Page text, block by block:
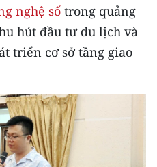
nghệ số trong quảng
hút đầu tư du lịch và
triển cơ sở tầng giao